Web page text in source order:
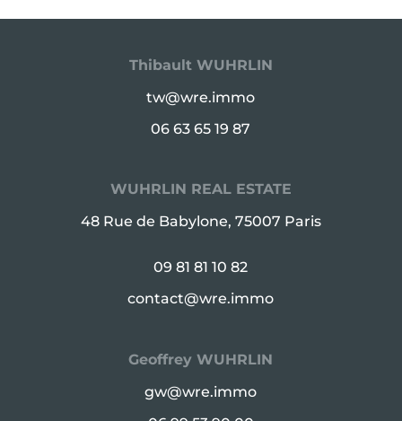
Thibault WUHRLIN
tw@wre.immo
06 63 65 19 87
WUHRLIN REAL ESTATE
48 Rue de Babylone, 75007 Paris
09 81 81 10 82
contact@wre.immo
Geoffrey WUHRLIN
gw@wre.immo